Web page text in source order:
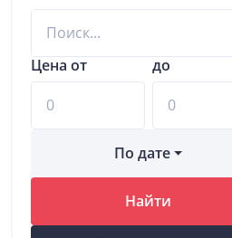
Цена от до
По дате
Найти